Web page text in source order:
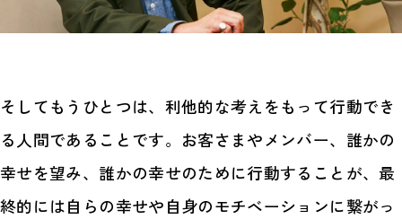
そしてもうひとつは、利他的な考えをもって行動でき
る人間であることです。お客さまやメンバー、誰かの
幸せを望み、誰かの幸せのために行動することが、最
終的には自らの幸せや自身のモチベーションに繋がっ